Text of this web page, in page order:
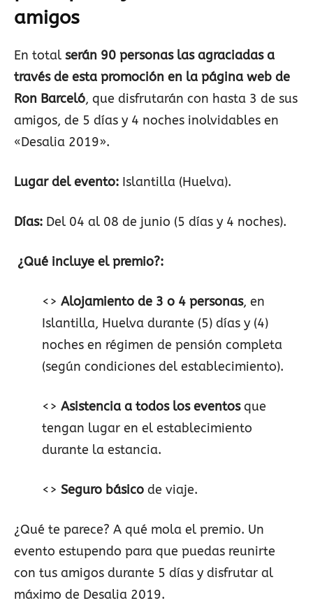
amigos
En total serán 90 personas las agraciadas a
través de esta promoción en la página web de
Ron Barceló, que disfrutarán con hasta 3 de sus
amigos, de 5 días y 4 noches inolvidables en
«Desalia 2019».
Lugar del evento: Islantilla (Huelva).
Días: Del 04 al 08 de junio (5 días y 4 noches).
¿Qué incluye el premio?:
<> Alojamiento de 3 o 4 personas, en
Islantilla, Huelva durante (5) días y (4)
noches en régimen de pensión completa
(según condiciones del establecimiento).
<> Asistencia a todos los eventosque
tengan lugar en el establecimiento
durante la estancia.
<> Seguro básico de viaje.
¿Qué te parece? A qué mola el premio. Un
evento estupendo para que puedas reunirte
con tus amigos durante 5 días y disfrutar al
máximo de Desalia 2019.